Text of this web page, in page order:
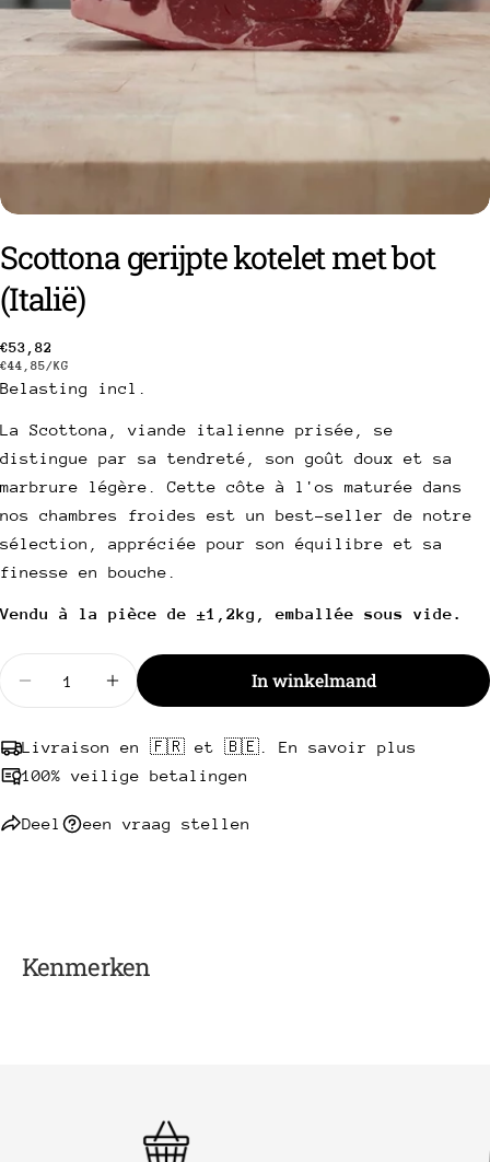
Scottona gerijpte kotelet met bot
(Italië)
Gebruikelijke
prijs
€53,82
PRIJS
PER
EENHEID
€44,85/PER
KG
Belasting incl.
La Scottona, viande italienne prisée, se
distingue par sa tendreté, son goût doux et sa
marbrure légère. Cette côte à l'os maturée dans
nos chambres froides est un best-seller de notre
sélection, appréciée pour son équilibre et sa
finesse en bouche.
Vendu à la pièce de ±1,2kg, emballée sous vide.
Verminder de hoeveelheid voor Scottona met bot
Verhoog de hoeveelheid voor gerijpte
In winkelmand
Livraison en 🇫🇷 et 🇧🇪. En savoir plus
100% veilige betalingen
Deel
Deel dit product
Deel
Deel
Facebook
Delen
X
Pin
Pinterest
een vraag stellen
Uw
e-
mail
telefoon
bericht
Velden met een * zijn verplicht.
Kenmerken